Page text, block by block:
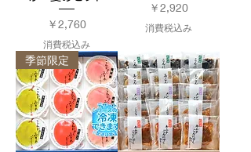
価格
￥2,760
消費税込み
価格
￥2,920
消費税込み
季節限定